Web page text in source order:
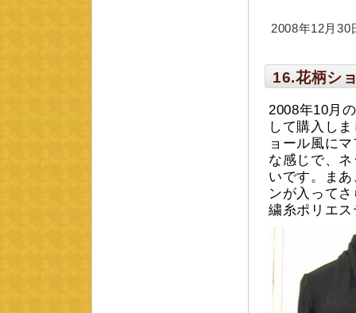
2008年12月
16.花柄シ
2008年10月
して購入し
ョール風に
な感じで、
いです。ま
ンが入って
繍糸ポリエ